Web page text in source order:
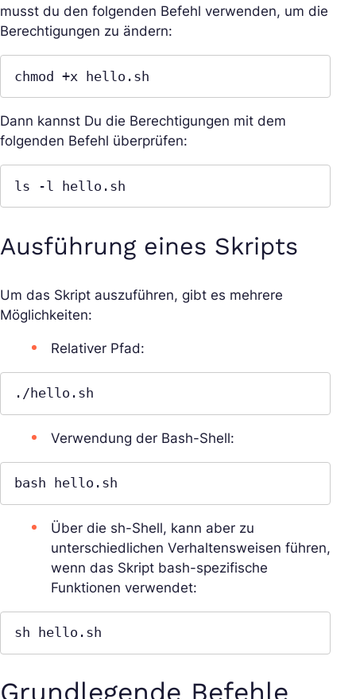
musst du den folgenden Befehl verwenden, um die
Berechtigungen zu ändern:
chmod +x hello.sh
Dann kannst Du die Berechtigungen mit dem
folgenden Befehl überprüfen:
ls -l hello.sh
Ausführung eines Skripts
Um das Skript auszuführen, gibt es mehrere
Möglichkeiten:
Relativer Pfad:
./hello.sh
Verwendung der Bash-Shell:
bash hello.sh
Über die sh-Shell, kann aber zu
unterschiedlichen Verhaltensweisen führen,
wenn das Skript bash-spezifische
Funktionen verwendet:
sh hello.sh
Grundlegende Befehle